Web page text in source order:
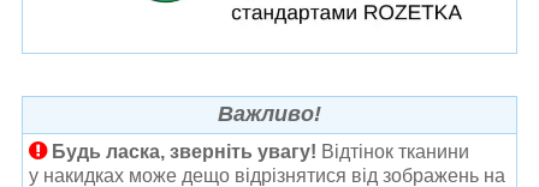
Важливо!
Будь ласка, зверніть увагу! Відтінок тканини
у накидках може дещо відрізнятися від зображень на